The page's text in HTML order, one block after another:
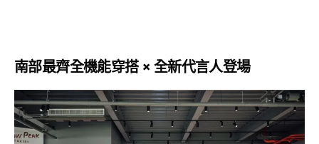
南部最齊全機能穿搭 × 全新代言人登場